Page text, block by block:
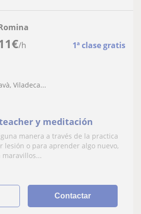
€/h 1ª clase gratis
Viladeca...
y meditación
manera a través de la practica
lesión o para aprender algo nuevo,
maravillos...
Contactar